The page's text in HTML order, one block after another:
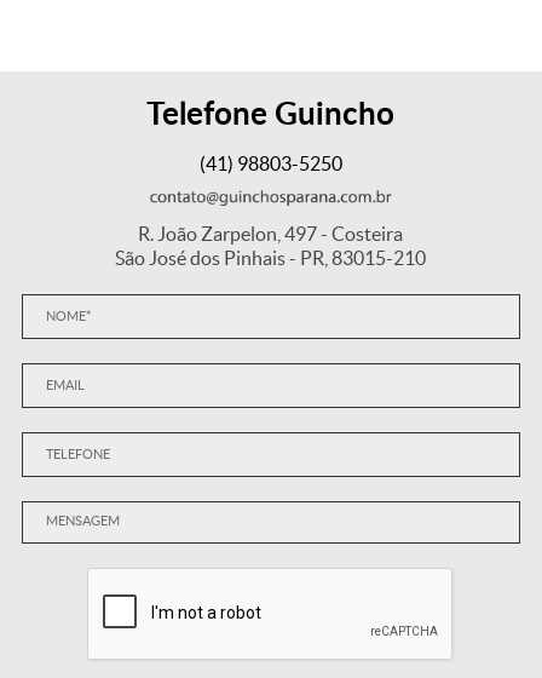
Telefone Guincho
(41) 98803-5250
R. João Zarpelon, 497 - Costeira
São José dos Pinhais - PR, 83015-210